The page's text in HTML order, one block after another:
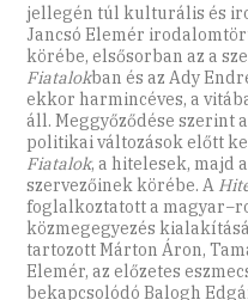
jellegén túl kulturális és
Jancsó Elemér
körébe, elsősorban az a
Fiatalokban és az Ady
ekkor harmincéves, a
áll. Meggyőződése szerint
politikai változások előtt
Fiatalok, a hitelesek, majd
szervezőinek körébe. A
foglalkoztatott a
közmegegyezés
tartozott Márton Áron,
Elemér, az előzetes
bekapcsolódó Balogh